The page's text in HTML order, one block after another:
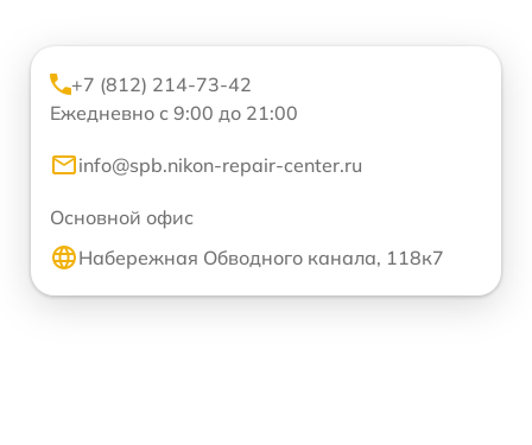
+7 (812) 214-73-42
Ежедневно с 9:00 до 21:00
info@spb.nikon-repair-center.ru
Основной офис
Набережная Обводного канала, 118к7